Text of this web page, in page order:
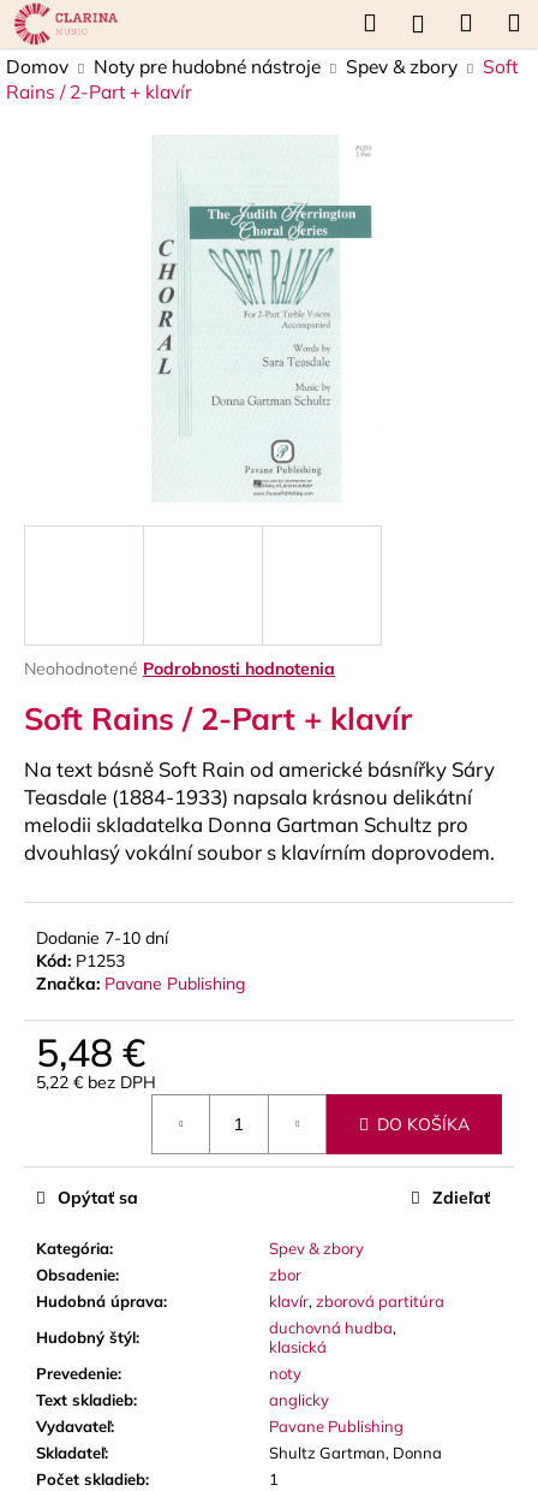
Prejsť
na
obsah
Hľadať
košík
Domov Noty pre hudobné nástroje Spev & zbory
Soft
Rains / 2-Part + klavír
Priemerné
produktu
je
0,0
z
5
hviezdičiek.
Neohodnotené Podrobnosti hodnotenia
Soft Rains / 2-Part + klavír
Na text básně Soft Rain od americké básnířky Sáry
Teasdale (1884-1933) napsala krásnou delikátní
melodii skladatelka Donna Gartman Schultz pro
dvouhlasý vokální soubor s klavírním doprovodem.
Dodanie 7-10 dní
Kód: P1253
Značka: Pavane Publishing
5,48 €
5,22 € bez DPH
DO KOŠÍKA
Kategória:
Spev & zbory
Obsadenie:
zbor
Hudobná úprava: klavír, zborová partitúra
Hudobný štýl: duchovná hudba,
klasická
Prevedenie:
noty
Text skladieb:
anglicky
Vydavateľ:
Pavane Publishing
Skladateľ:
Shultz Gartman, Donna
Počet skladieb:
1
Opýtať sa Zdieľať
K
o
š
Späť
Späť
n
ť
HĽADAŤ
d
p
r
e
BATON
BOX
PUZDRO
NA
DIRIGENTSKÚ
TAKTOVKU
16